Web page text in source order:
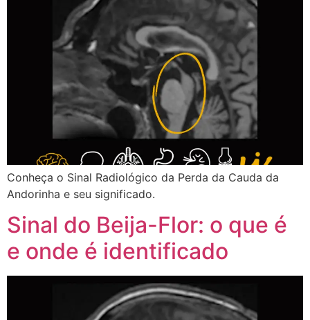
Conheça o Sinal Radiológico da Perda da Cauda da
Andorinha e seu significado.
Sinal do Beija-Flor: o que é
e onde é identificado